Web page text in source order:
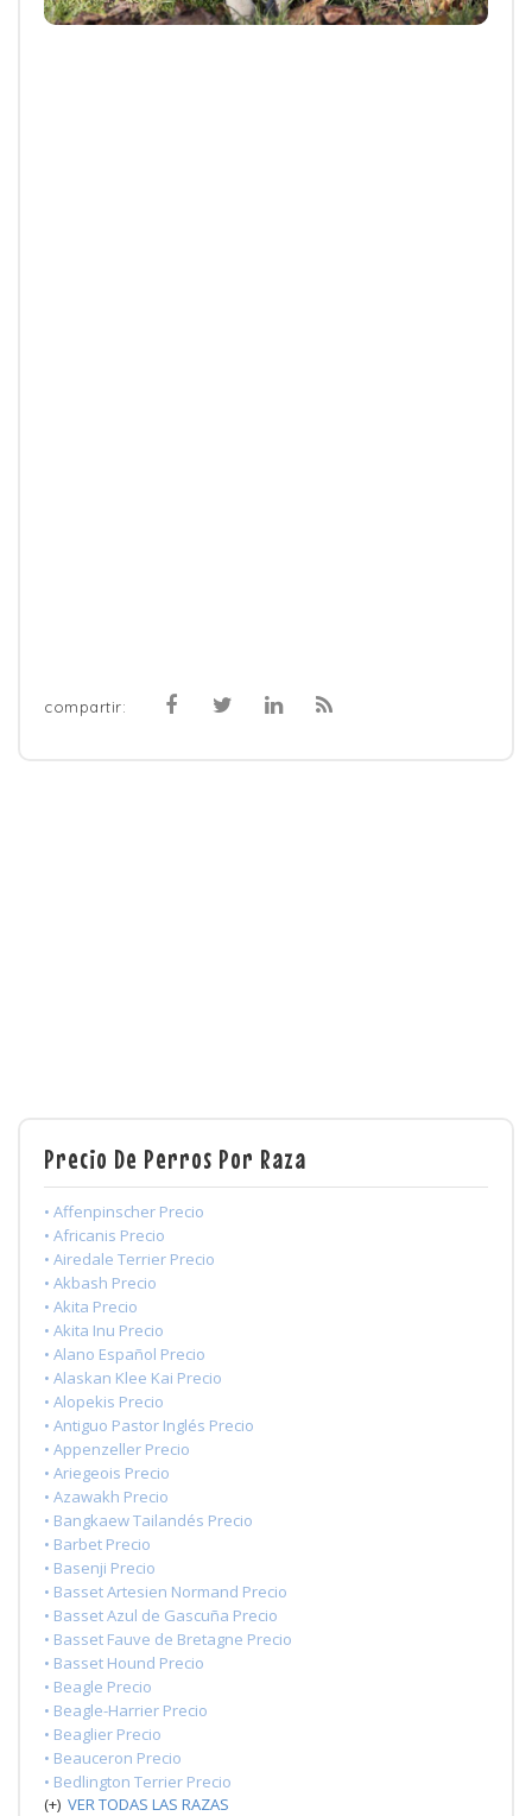
compartir:
Precio De Perros Por Raza
• Affenpinscher Precio
• Africanis Precio
• Airedale Terrier Precio
• Akbash Precio
• Akita Precio
• Akita Inu Precio
• Alano Español Precio
• Alaskan Klee Kai Precio
• Alopekis Precio
• Antiguo Pastor Inglés Precio
• Appenzeller Precio
• Ariegeois Precio
• Azawakh Precio
• Bangkaew Tailandés Precio
• Barbet Precio
• Basenji Precio
• Basset Artesien Normand Precio
• Basset Azul de Gascuña Precio
• Basset Fauve de Bretagne Precio
• Basset Hound Precio
• Beagle Precio
• Beagle-Harrier Precio
• Beaglier Precio
• Beauceron Precio
• Bedlington Terrier Precio
(+) VER TODAS LAS RAZAS